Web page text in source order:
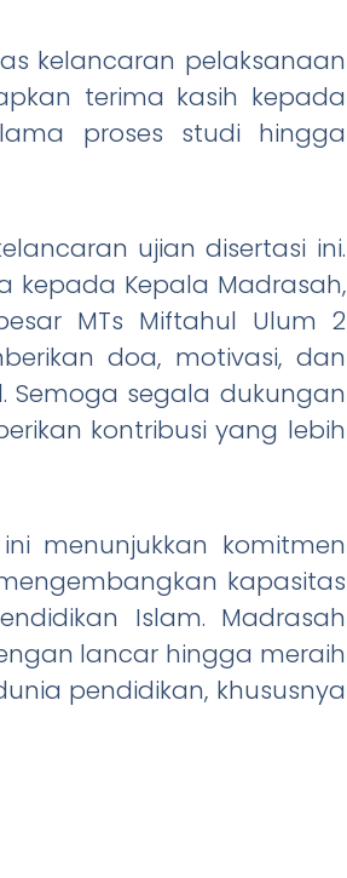
kelancaran pelaksanaan
terima kasih kepada
proses studi hingga
ujian disertasi ini.
kepada Kepala Madrasah,
MTs Miftahul Ulum 2
doa, motivasi, dan
segala dukungan
kontribusi yang lebih
menunjukkan komitmen
kapasitas
Islam. Madrasah
lancar hingga meraih
pendidikan, khususnya